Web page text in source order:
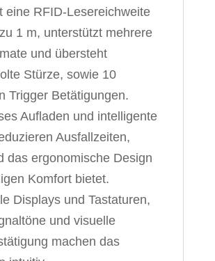
eine RFID-Lesereichweite
1 m, unterstützt mehrere
und übersteht
Stürze, sowie 10
Trigger Betätigungen.
Aufladen und intelligente
Ausfallzeiten,
das ergonomische Design
Komfort bietet.
Displays und Tastaturen,
und visuelle
machen das